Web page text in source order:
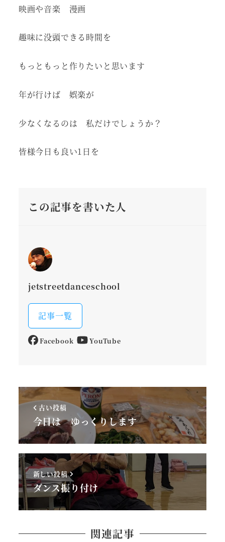
映画や音楽 漫画
趣味に没頭できる時間を
もっともっと作りたいと思います
年が行けば 娯楽が
少なくなるのは 私だけでしょうか？
皆様今日も良い1日を
この記事を書いた人
jetstreetdanceschool
記事一覧
Facebook YouTube
古い投稿
今日は ゆっくりします
新しい投稿
ダンス振り付け
関連記事